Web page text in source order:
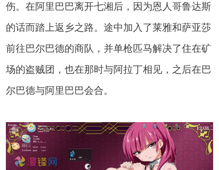
伤。在阿里巴巴离开七湘后，因为恩人哥鲁达斯
的话而踏上返乡之路。途中加入了莱雅和萨亚莎
前往巴尔巴德的商队，并单枪匹马解决了住在矿
场的盗贼团，也在那时与阿拉丁相见，之后在巴
尔巴德与阿里巴巴会合。